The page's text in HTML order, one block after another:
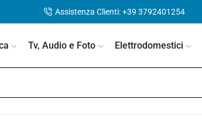
Assistenza Clienti: +39 3792401254
Tv, Audio e Foto Elettrodomestici